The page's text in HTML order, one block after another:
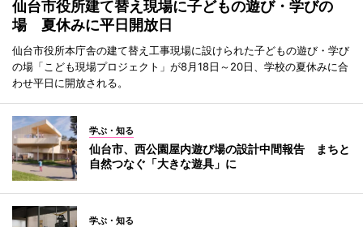
仙台市役所建て替え現場に子どもの遊び・学びの
場 夏休みに平日開放日
仙台市役所本庁舎の建て替え工事現場に設けられた子どもの遊び・学び
の場「こども現場プロジェクト」が8月18日～20日、学校の夏休みに合
わせ平日に開放される。
学ぶ・知る
仙台市、西公園屋内遊び場の設計中間報告 まちと
自然つなぐ「大きな遊具」に
学ぶ・知る